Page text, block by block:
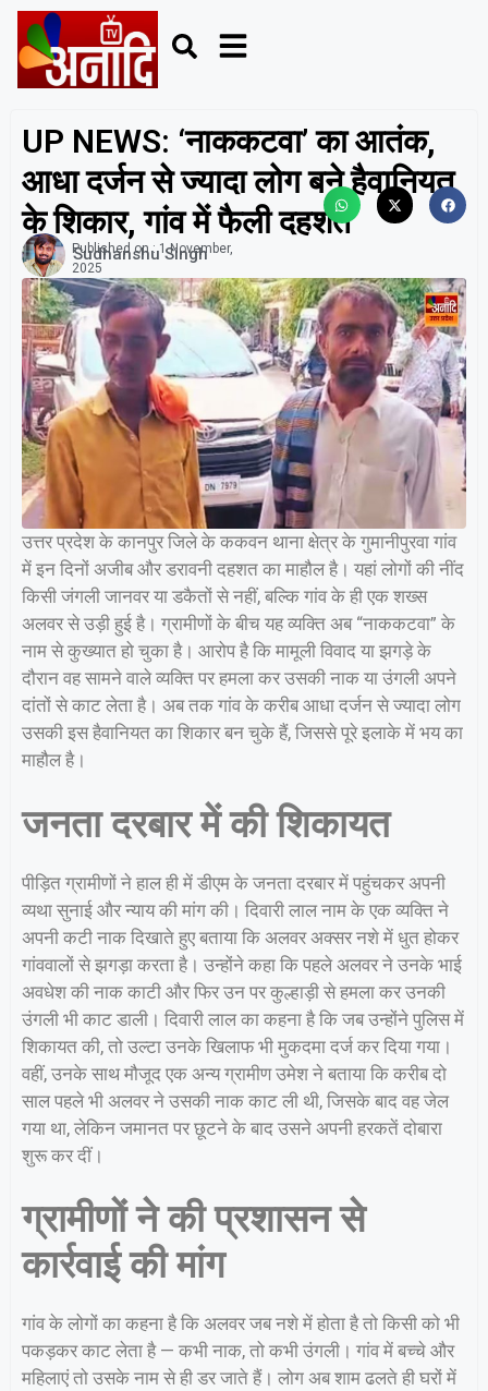
UP NEWS: ‘नाककटवा’ का आतंक,
आधा दर्जन से ज्यादा लोग बने हैवानियत
के शिकार, गांव में फैली दहशत
Sudhanshu Singh
Published on : 1 November,
2025
उत्तर प्रदेश के कानपुर जिले के ककवन थाना क्षेत्र के गुमानीपुरवा गांव
में इन दिनों अजीब और डरावनी दहशत का माहौल है। यहां लोगों की नींद
किसी जंगली जानवर या डकैतों से नहीं, बल्कि गांव के ही एक शख्स
अलवर से उड़ी हुई है। ग्रामीणों के बीच यह व्यक्ति अब “नाककटवा” के
नाम से कुख्यात हो चुका है। आरोप है कि मामूली विवाद या झगड़े के
दौरान वह सामने वाले व्यक्ति पर हमला कर उसकी नाक या उंगली अपने
दांतों से काट लेता है। अब तक गांव के करीब आधा दर्जन से ज्यादा लोग
उसकी इस हैवानियत का शिकार बन चुके हैं, जिससे पूरे इलाके में भय का
माहौल है।
जनता दरबार में की शिकायत
पीड़ित ग्रामीणों ने हाल ही में डीएम के जनता दरबार में पहुंचकर अपनी
व्यथा सुनाई और न्याय की मांग की। दिवारी लाल नाम के एक व्यक्ति ने
अपनी कटी नाक दिखाते हुए बताया कि अलवर अक्सर नशे में धुत होकर
गांववालों से झगड़ा करता है। उन्होंने कहा कि पहले अलवर ने उनके भाई
अवधेश की नाक काटी और फिर उन पर कुल्हाड़ी से हमला कर उनकी
उंगली भी काट डाली। दिवारी लाल का कहना है कि जब उन्होंने पुलिस में
शिकायत की, तो उल्टा उनके खिलाफ भी मुकदमा दर्ज कर दिया गया।
वहीं, उनके साथ मौजूद एक अन्य ग्रामीण उमेश ने बताया कि करीब दो
साल पहले भी अलवर ने उसकी नाक काट ली थी, जिसके बाद वह जेल
गया था, लेकिन जमानत पर छूटने के बाद उसने अपनी हरकतें दोबारा
शुरू कर दीं।
ग्रामीणों ने की प्रशासन से
कार्रवाई की मांग
गांव के लोगों का कहना है कि अलवर जब नशे में होता है तो किसी को भी
पकड़कर काट लेता है — कभी नाक, तो कभी उंगली। गांव में बच्चे और
महिलाएं तो उसके नाम से ही डर जाते हैं। लोग अब शाम ढलते ही घरों में